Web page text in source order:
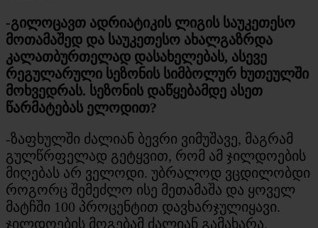
-გილოცავთ ადრიატიკის ლიგის საუკეთესო
მოთამაშედ და საუკეთესო ახალგაზრდა
კალათბურთელად დასახელებას, ასევე
რეგულარული სეზონის სიმბოლურ ხუთეულში
მოხვედრას. სეზონის დაწყებამდე ასეთ
წარმატებას ელოდით?
-ზაფხულში ძალიან ბევრი ვიმუშავე, მაგრამ
გულწრფელად გეტყვით, რომ ამ ჯილდოების
მიღებას არ ველოდი. უბრალოდ ვცდილობდი
როგორც შემეძლო ისე მეთამაშა და ყოველ
მატჩში 100 პროცენტით დავხარჯულიყავი.
ჯილდოების მოგებამ ძალიან გამახარა.